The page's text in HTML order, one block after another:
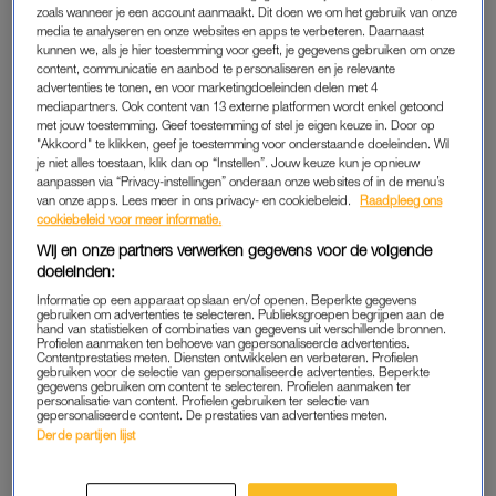
een extravert en heel sociaal persoon. Hij had de gave om
iedereen op z’n gemak te stellen. Een persoon met echt een
gouden hart”, aldus een van zijn vrienden.
Mathias’ ouders zijn jong gescheiden. Hij heeft daarna veel
verantwoordelijkheidsgevoel voor zijn zusje Margot gekregen,
met wie hij maar vijftien maanden scheelt. “Mathias was altijd
de zorgende en hij zette zijn zus op de eerste plek. Hij voelde
mensen aan en voelde wat je nodig had”, vertelt zijn moeder.
Mathias deed graag wat voor de mensheid. Daarom vertrok hij
naar Ghana en later Nepal om huizen te bouwen voor mensen
die het minder goed hadden. “Hij kwam heel blij terug, maar
was ook wel echt veranderd na die reis. Hij wilde ineens
dreadlocks en tatoeages. Hij viel echt wel op in het
straatbeeld. Was een soort hippie geworden”, aldus een
vriend.
zoals wanneer je een account aanmaakt. Dit doen we om het gebruik van onze
media te analyseren en onze websites en apps te verbeteren. Daarnaast
kunnen we, als je hier toestemming voor geeft, je gegevens gebruiken om onze
content, communicatie en aanbod te personaliseren en je relevante
advertenties te tonen, en voor marketingdoeleinden delen met 4
mediapartners. Ook content van 13 externe platformen wordt enkel getoond
met jouw toestemming. Geef toestemming of stel je eigen keuze in. Door op
"Akkoord" te klikken, geef je toestemming voor onderstaande doeleinden. Wil
je niet alles toestaan, klik dan op “Instellen”. Jouw keuze kun je opnieuw
aanpassen via “Privacy-instellingen” onderaan onze websites of in de menu’s
van onze apps. Lees meer in ons privacy- en cookiebeleid.
Raadpleeg ons
cookiebeleid voor meer informatie.
Wij en onze partners verwerken gegevens voor de volgende
doeleinden:
Informatie op een apparaat opslaan en/of openen. Beperkte gegevens
gebruiken om advertenties te selecteren. Publieksgroepen begrijpen aan de
hand van statistieken of combinaties van gegevens uit verschillende bronnen.
Profielen aanmaken ten behoeve van gepersonaliseerde advertenties.
Contentprestaties meten. Diensten ontwikkelen en verbeteren. Profielen
gebruiken voor de selectie van gepersonaliseerde advertenties. Beperkte
gegevens gebruiken om content te selecteren. Profielen aanmaken ter
personalisatie van content. Profielen gebruiken ter selectie van
gepersonaliseerde content. De prestaties van advertenties meten.
Derde partijen lijst